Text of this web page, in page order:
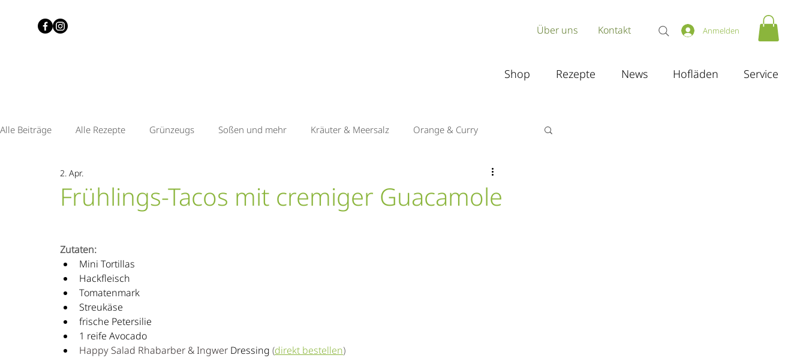
Über uns Kontakt Anmelden
Shop Rezepte News Hofläden Service
Alle Beiträge Alle Rezepte Grünzeugs Soßen und mehr Kräuter & Meersalz Orange & Curry
Quitte & Senf
Frühlings-Tacos mit cremiger Guacamole
2. Apr.
Zutaten:
Mini Tortillas
Hackfleisch
Tomatenmark
Streukäse
frische Petersilie
1 reife Avocado
Happy Salad Rhabarber & Ingwer Dressing (direkt bestellen)